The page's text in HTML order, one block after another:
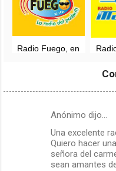
Radio Fuego, en
Anónimo dijo…
Una excelente
Quiero hacer
señora del
sean amantes